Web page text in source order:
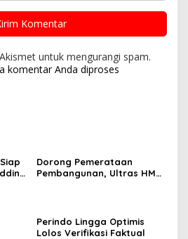
untuk mengurangi spam.
komentar Anda diproses
Dorong Pemerataan
Pembangunan, Ultras HMR
Perindo Lingga Optimis
Lolos Verifikasi Faktual